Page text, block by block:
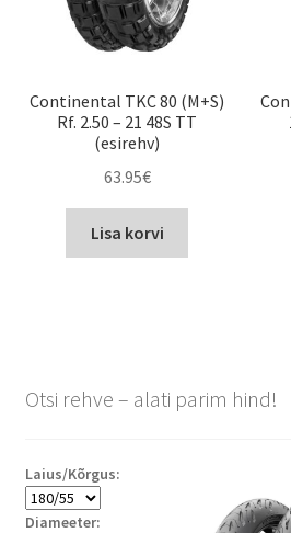
Continental TKC 80 (M+S)
Rf. 2.50 – 21 48S TT
(esirehv)
63.95€
Lisa korvi
Otsi rehve – alati parim hind!
Laius/Kõrgus:
Diameeter: